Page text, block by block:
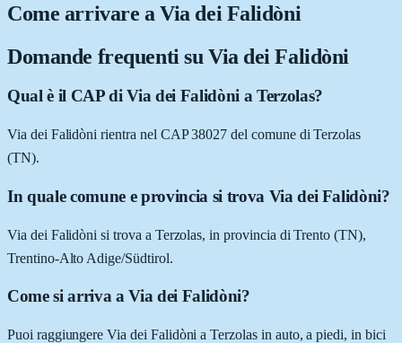
Come arrivare aVia dei Falidòni
Domande frequenti su Via dei Falidòni
Qual è il CAP di Via dei Falidòni a Terzolas?
Via dei Falidòni rientra nel CAP 38027 del comune di Terzolas
(TN).
In quale comune e provincia si trova Via dei Falidòni?
Via dei Falidòni si trova a Terzolas, in provincia di Trento (TN),
Trentino-Alto Adige/Südtirol.
Come si arriva a Via dei Falidòni?
Puoi raggiungere Via dei Falidòni a Terzolas in auto, a piedi, in bici